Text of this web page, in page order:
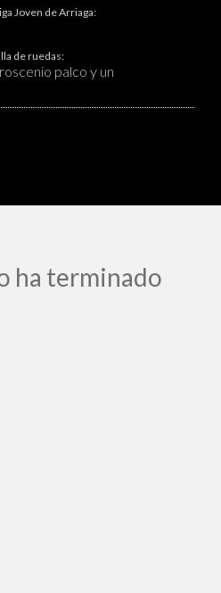
Joven de Arriaga:
de ruedas:
palco y un
ha terminado